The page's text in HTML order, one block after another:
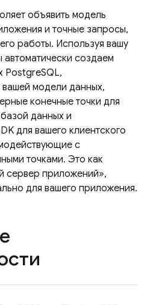
объявить модель
и точные запросы,
работы. Используя вашу
создаем
PostgreSQL,
модели данных,
конечные точки для
данных и
для вашего клиентского
с
точками. Это как
сервер приложений»,
для вашего приложения.